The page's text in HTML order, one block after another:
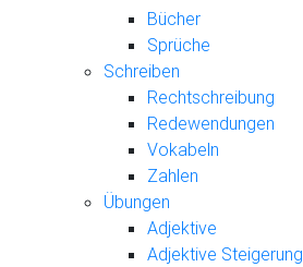
Bücher
Sprüche
Schreiben
Rechtschreibung
Redewendungen
Vokabeln
Zahlen
Übungen
Adjektive
Adjektive Steigerung